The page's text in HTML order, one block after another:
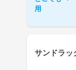
用
サンドラッ